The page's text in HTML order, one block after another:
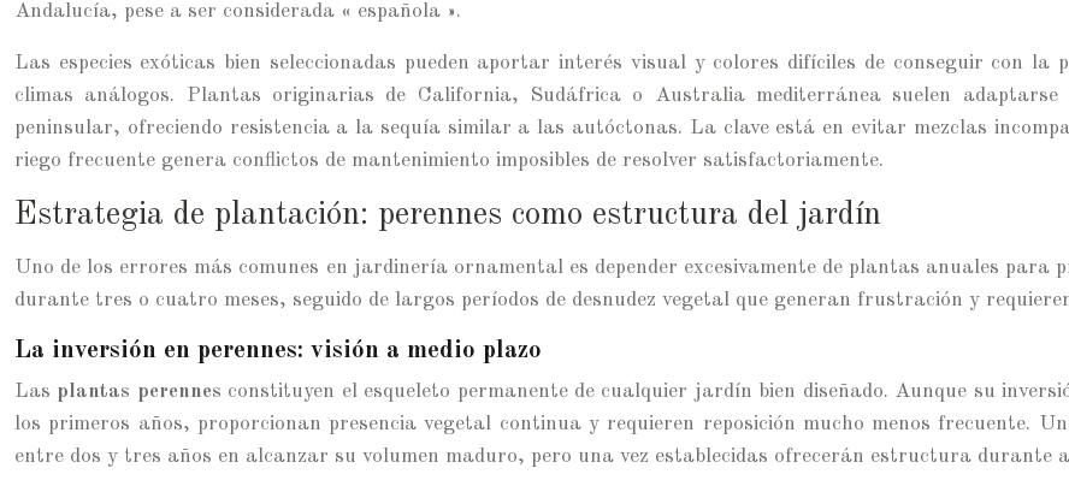
Andalucía, pese a ser considerada « española ».
Las especies exóticas bien seleccionadas pueden aportar interés visual y colores difíciles de conseguir con la
climas análogos. Plantas originarias de California, Sudáfrica o Australia mediterránea suelen
peninsular, ofreciendo resistencia a la sequía similar a las autóctonas. La clave está en evitar mezclas
riego frecuente genera conflictos de mantenimiento imposibles de resolver satisfactoriamente.
Estrategia de plantación: perennes como estructura del jardín
Uno de los errores más comunes en jardinería ornamental es depender excesivamente de plantas anuales
durante tres o cuatro meses, seguido de largos períodos de desnudez vegetal que generan frustración y
La inversión en perennes: visión a medio plazo
Las plantas perennes constituyen el esqueleto permanente de cualquier jardín bien diseñado. Aunque su
los primeros años, proporcionan presencia vegetal continua y requieren reposición mucho menos frecuente.
entre dos y tres años en alcanzar su volumen maduro, pero una vez establecidas ofrecerán estructura durante